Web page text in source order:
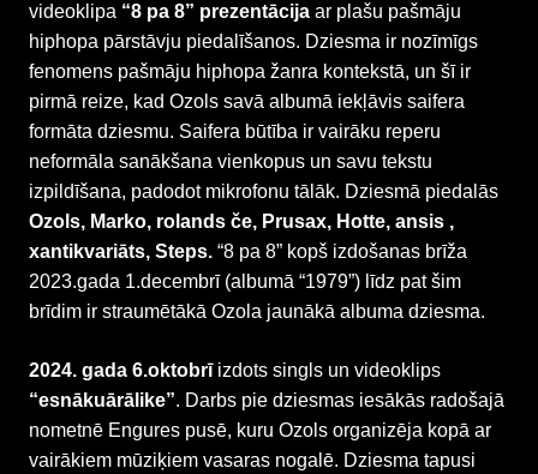
videoklipa “8 pa 8” prezentācija ar plašu pašmāju
hiphopa pārstāvju piedalīšanos. Dziesma ir nozīmīgs
fenomens pašmāju hiphopa žanra kontekstā, un šī ir
pirmā reize, kad Ozols savā albumā iekļāvis saifera
formāta dziesmu. Saifera būtība ir vairāku reperu
neformāla sanākšana vienkopus un savu tekstu
izpildīšana, padodot mikrofonu tālāk. Dziesmā piedalās
Ozols, Marko, rolands če, Prusax, Hotte, ansis ,
xantikvariāts, Steps. “8 pa 8” kopš izdošanas brīža
2023.gada 1.decembrī (albumā “1979”) līdz pat šim
brīdim ir straumētākā Ozola jaunākā albuma dziesma.
2024. gada 6.oktobrīizdots singls un videoklips
“esnākuārālike”. Darbs pie dziesmas iesākās radošajā
nometnē Engures pusē, kuru Ozols organizēja kopā ar
vairākiem mūziķiem vasaras nogalē. Dziesma tapusi